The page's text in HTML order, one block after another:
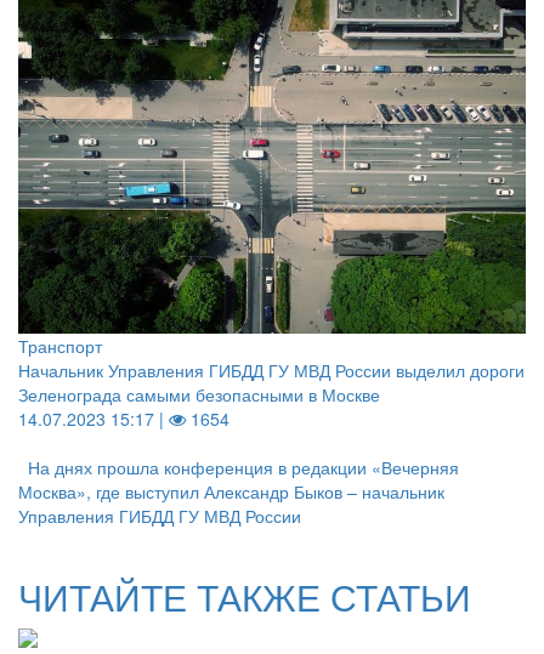
Транспорт
Начальник Управления ГИБДД ГУ МВД России выделил дороги
Зеленограда самыми безопасными в Москве
14.07.2023 15:17 |
1654
На днях прошла конференция в редакции «Вечерняя
Москва», где выступил Александр Быков – начальник
Управления ГИБДД ГУ МВД России
ЧИТАЙТЕ ТАКЖЕ СТАТЬИ